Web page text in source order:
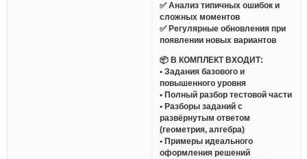
✅ Анализ типичных ошибок и
сложных моментов
✅ Регулярные обновления при
появлении новых вариантов
📦 В КОМПЛЕКТ ВХОДИТ:
• Задания базового и
повышенного уровня
• Полный разбор тестовой части
• Разборы заданий с
развёрнутым ответом
(геометрия, алгебра)
• Примеры идеального
оформления решений